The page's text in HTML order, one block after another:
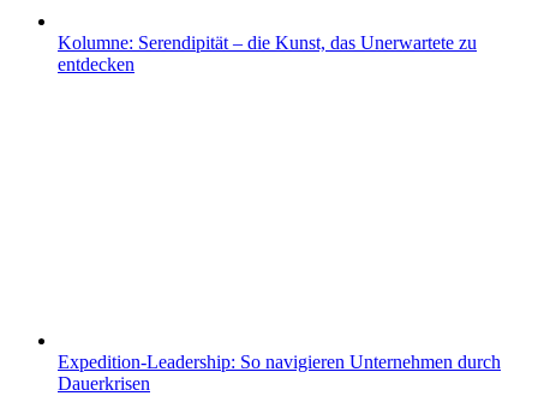
Kolumne: Serendipität – die Kunst, das Unerwartete zu
entdecken
Expedition-Leadership: So navigieren Unternehmen durch
Dauerkrisen